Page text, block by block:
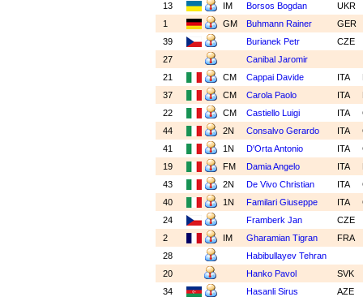
13
IM Borsos Bogdan
UKR
1
GM Buhmann Rainer
GER
39
Burianek Petr
CZE
27
Canibal Jaromir
21
CM Cappai Davide ITA
37
CM Carola Paolo ITA
22
CM Castiello Luigi ITA
44
2N Consalvo Gerardo ITA
41
1N D'Orta Antonio ITA
19
FM Damia Angelo ITA
43
2N De Vivo Christian ITA
40
1N Familari Giuseppe ITA
24
Framberk Jan
CZE
2
IM Gharamian Tigran
FRA
28
Habibullayev Tehran
20
Hanko Pavol
SVK
34
Hasanli Sirus
AZE